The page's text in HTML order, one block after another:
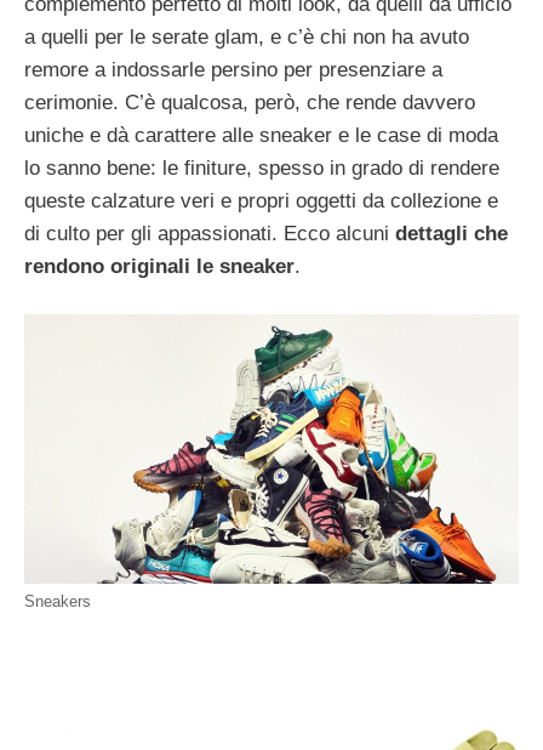
complemento perfetto di molti look, da quelli da ufficio
a quelli per le serate glam, e c’è chi non ha avuto
remore a indossarle persino per presenziare a
cerimonie. C’è qualcosa, però, che rende davvero
uniche e dà carattere alle sneaker e le case di moda
lo sanno bene: le finiture, spesso in grado di rendere
queste calzature veri e propri oggetti da collezione e
di culto per gli appassionati. Ecco alcuni dettagli che
rendono originali le sneaker.
Sneakers